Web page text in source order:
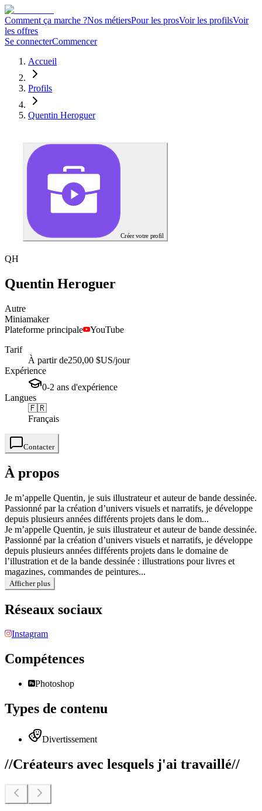
Comment ça marche ?Nos métiersPour les prosVoir les profilsVoir
les offres
Se connecterCommencer
Accueil
Profils
Quentin Heroguer
Créer votre profil
QH
Quentin Heroguer
Autre
Miniamaker
Plateforme principale
YouTube
Tarif
À partir de250,00 $US/jour
Expérience
0-2 ans d'expérience
Langues
🇫🇷
Français
Contacter
À propos
Je m’appelle Quentin, je suis illustrateur et auteur de bande dessinée.
Passionné par la création d’univers visuels et narratifs, je développe
depuis plusieurs années différents projets dans le dom...
Je m’appelle Quentin, je suis illustrateur et auteur de bande dessinée.
Passionné par la création d’univers visuels et narratifs, je développe
depuis plusieurs années différents projets dans le domaine de
l’illustration et de la bande dessinée : illustrations pour livres et
magazines, commandes de peintures...
Afficher plus
Réseaux sociaux
Instagram
Compétences
Photoshop
Types de contenu
Divertissement
//Créateurs avec lesquels j'ai travaillé//